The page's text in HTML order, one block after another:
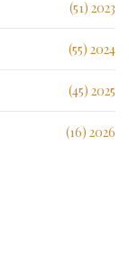
2023 (51)
2024 (55)
2025 (45)
2026 (16)